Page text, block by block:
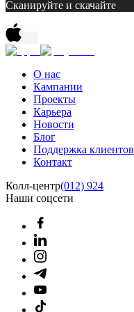
Сканируйте и скачайте
О нас
Кампании
Проекты
Карьера
Новости
Блог
Поддержка клиентов
Контакт
Колл-центр(012) 924
Наши соцсети